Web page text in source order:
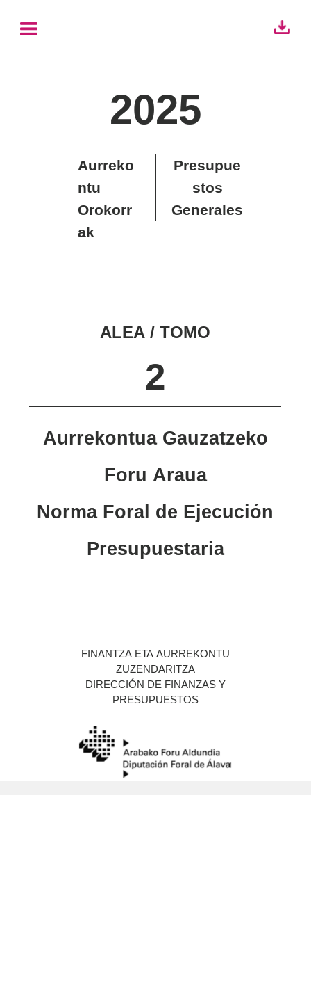
2025
Aurreko
ntu
Orokorr
ak
Presupue
stos
Generales
ALEA / TOMO
2
Aurrekontua Gauzatzeko
Foru Araua
Norma Foral de Ejecución
Presupuestaria
FINANTZA ETA AURREKONTU
ZUZENDARITZA
DIRECCIÓN DE FINANZAS Y
PRESUPUESTOS